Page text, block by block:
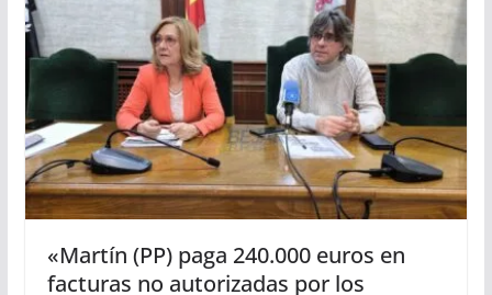
«Martín (PP) paga 240.000 euros en
facturas no autorizadas por los